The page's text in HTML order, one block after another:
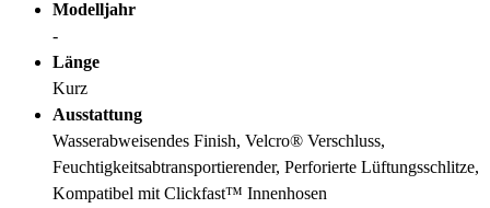
Modelljahr
-
Länge
Kurz
Ausstattung
Wasserabweisendes Finish, Velcro® Verschluss,
Feuchtigkeitsabtransportierender, Perforierte Lüftungsschlitze,
Kompatibel mit Clickfast™ Innenhosen